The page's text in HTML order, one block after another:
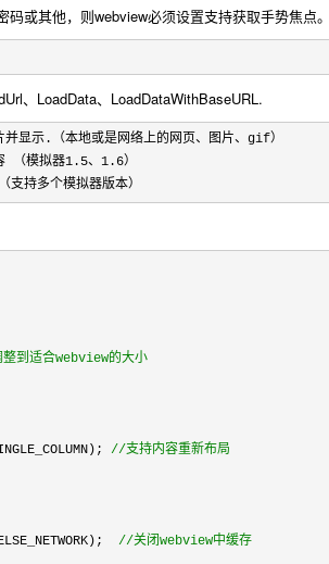
或其他，则webview必须设置支持获取手势焦点。
、LoadData、LoadDataWithBaseURL.
（模拟器1.5、1.6
支持多个模拟器版本）
整到适合webview的大小
//支持内容重新布局
//关闭webview中缓存